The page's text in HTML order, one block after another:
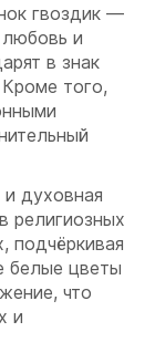
гвоздик —
и
в знак
того,
духовная
религиозных
подчёркивая
белые цветы
что
и